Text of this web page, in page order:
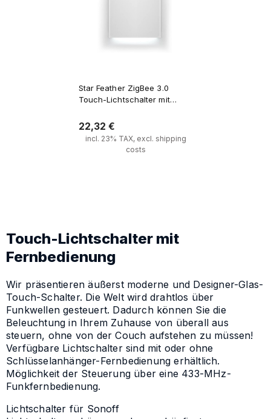
Star Feather ZigBee 3.0
Touch-Lichtschalter mit
22,32 €
incl. 23% TAX, excl. shipping
costs
Touch-Lichtschalter mit
Fernbedienung
Wir präsentieren äußerst moderne und Designer-Glas-
Touch-Schalter. Die Welt wird drahtlos über
Funkwellen gesteuert. Dadurch können Sie die
Beleuchtung in Ihrem Zuhause von überall aus
steuern, ohne von der Couch aufstehen zu müssen!
Verfügbare Lichtschalter sind mit oder ohne
Schlüsselanhänger-Fernbedienung erhältlich.
Möglichkeit der Steuerung über eine 433-MHz-
Funkfernbedienung.
Lichtschalter für Sonoff